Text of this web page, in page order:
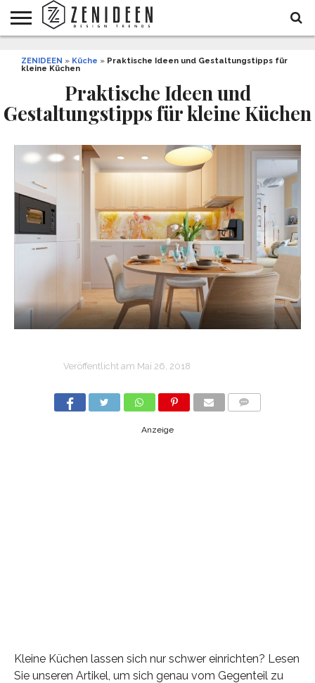
INNENDESIGN
ARCHITEKTUR
GARTEN
UND
LIFESTYLE
DEKO
&
DIY
STYLE
REZEPTE
GESUNDHEIT
WEIHNACHTEN
ZENIDEEN » Küche » Praktische Ideen und Gestaltungstipps für
kleine Küchen
Praktische Ideen und
Gestaltungstipps für kleine Küchen
Veröffentlicht am Mai 26, 2018
Anzeige
Kleine Küchen lassen sich nur schwer einrichten? Lesen
Sie unseren Artikel, um sich genau vom Gegenteil zu